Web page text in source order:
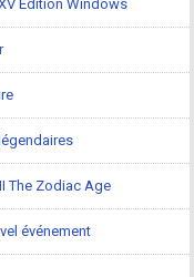
Edition Windows
The Zodiac Age
événement